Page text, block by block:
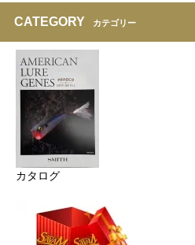
CATEGORY カテゴリー
カタログ